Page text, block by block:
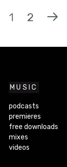
1 2
MUSIC
podcasts
premieres
free downloads
mixes
videos